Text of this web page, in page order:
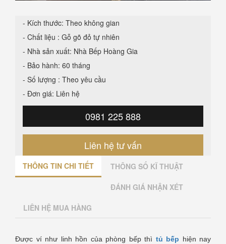
- Kích thước: Theo không gian
- Chất liệu : Gỗ gõ đỏ tự nhiên
- Nhà sản xuất: Nhà Bếp Hoàng Gia
- Bảo hành: 60 tháng
- Số lượng : Theo yêu cầu
- Đơn giá: Liên hệ
0981 225 888
Liên hệ tư vấn
THÔNG TIN CHI TIẾT THÔNG SỐ KĨ THUẬT
ĐÁNH GIÁ NHẬN XÉT
LIÊN HỆ MUA HÀNG
Được ví như linh hồn của phòng bếp thì tủ bếp hiện nay